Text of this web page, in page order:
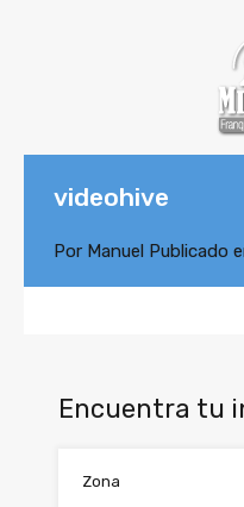
videohive
Por Manuel Publicado
Encuentra tu
Zona